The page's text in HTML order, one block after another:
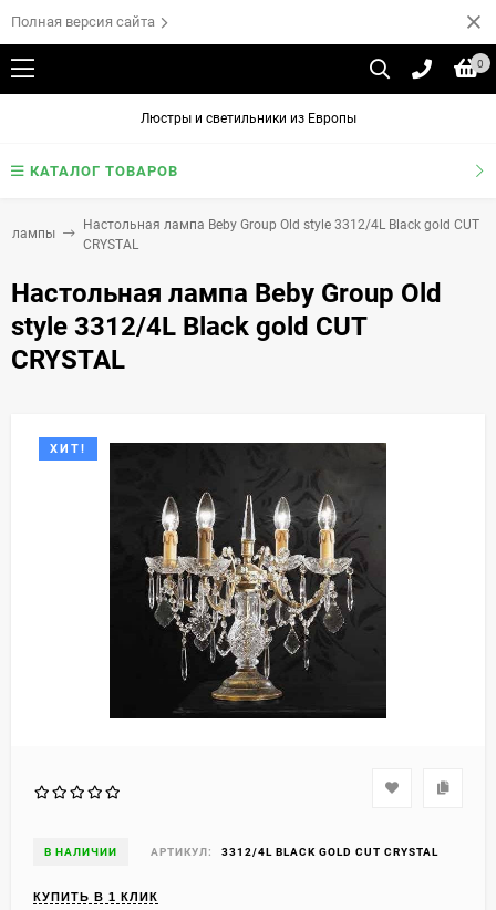
Полная версия сайта
0
Люстры и светильники из Европы
КАТАЛОГ ТОВАРОВ
лампы
Настольная лампа Beby Group Old style 3312/4L Black gold CUT
CRYSTAL
Настольная лампа Beby Group Old
style 3312/4L Black gold CUT
CRYSTAL
ХИТ!
В НАЛИЧИИ АРТИКУЛ: 3312/4L BLACK GOLD CUT CRYSTAL
КУПИТЬ В 1 КЛИК